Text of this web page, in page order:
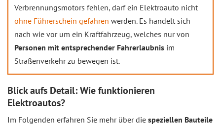
Verbrennungsmotors fehlen, darf ein Elektroauto nicht
ohne Führerschein gefahren werden. Es handelt sich
nach wie vor um ein Kraftfahrzeug, welches nur von
Personen mit entsprechender Fahrerlaubnis im
Straßenverkehr zu bewegen ist.
Blick aufs Detail: Wie funktionieren
Elektroautos?
Im Folgenden erfahren Sie mehr über die speziellen Bauteile